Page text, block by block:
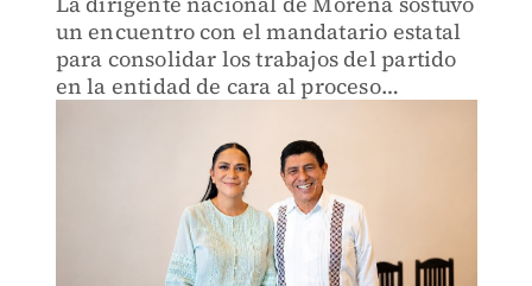
un encuentro con el mandatario estatal
para consolidar los trabajos del partido
en la entidad de cara al proceso